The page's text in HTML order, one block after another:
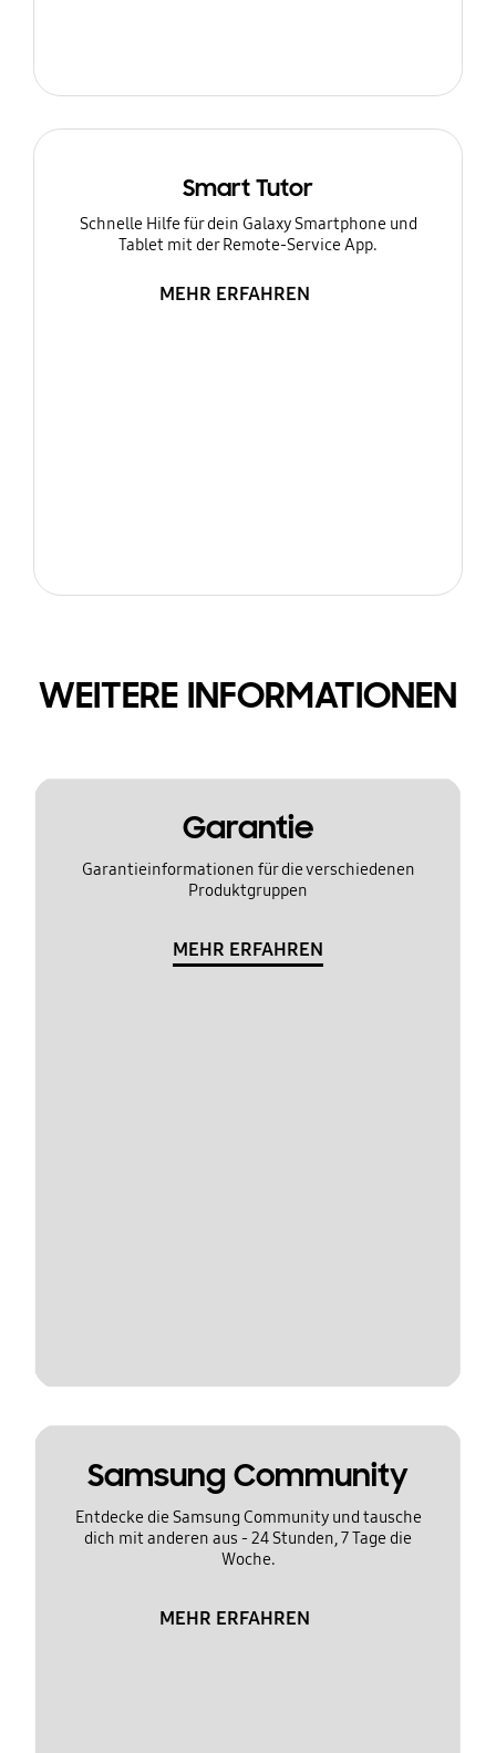
Smart Tutor
Schnelle Hilfe für dein Galaxy Smartphone und
Tablet mit der Remote-Service App.
MEHR ERFAHREN
WEITERE INFORMATIONEN
Garantie
Garantieinformationen für die verschiedenen
Produktgruppen
MEHR ERFAHREN
Samsung Community
Entdecke die Samsung Community und tausche
dich mit anderen aus - 24 Stunden, 7 Tage die
Woche.
MEHR ERFAHREN